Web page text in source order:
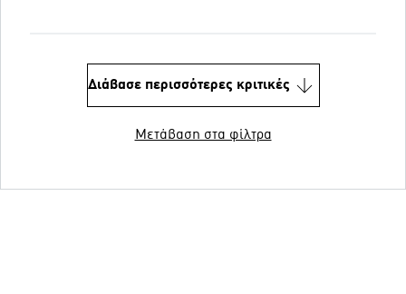
Διάβασε περισσότερες κριτικές
Μετάβαση στα φίλτρα